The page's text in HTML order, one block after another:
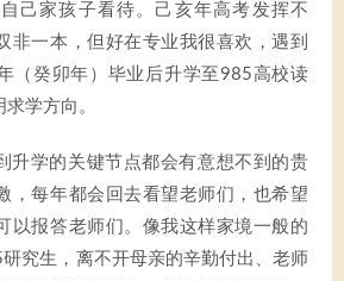
己家孩子看待。己亥年高考发挥不
非一本，但好在专业我很喜欢，遇到
（癸卯年）毕业后升学至985高校读
学方向。
升学的关键节点都会有意想不到的贵
，每年都会回去看望老师们，也希望
以报答老师们。像我这样家境一般的
究生，离不开母亲的辛勤付出、老师